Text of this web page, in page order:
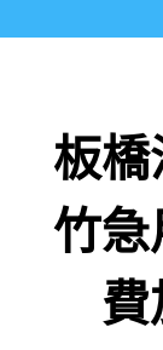
板橋
竹急
費